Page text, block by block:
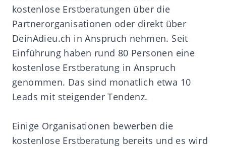
kostenlose Erstberatungen über die
Partnerorganisationen oder direkt über
DeinAdieu.ch in Anspruch nehmen. Seit
Einführung haben rund 80 Personen eine
kostenlose Erstberatung in Anspruch
genommen. Das sind monatlich etwa 10
Leads mit steigender Tendenz.
Einige Organisationen bewerben die
kostenlose Erstberatung bereits und es wird